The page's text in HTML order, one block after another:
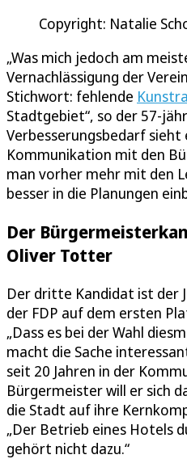
Copyright: Natalie
„Was mich jedoch am
Vernachlässigung der
Stichwort: fehlende
Stadtgebiet“, so der 57-
Verbesserungsbedarf sieht
Kommunikation mit den
man vorher mehr mit den
besser in die Planungen
Der
Oliver Totter
Der dritte Kandidat ist der
der FDP auf dem ersten
„Dass es bei der Wahl
macht die Sache
seit 20 Jahren in der
Bürgermeister will er sich
die Stadt auf ihre
„Der Betrieb eines Hotels
gehört nicht dazu.“